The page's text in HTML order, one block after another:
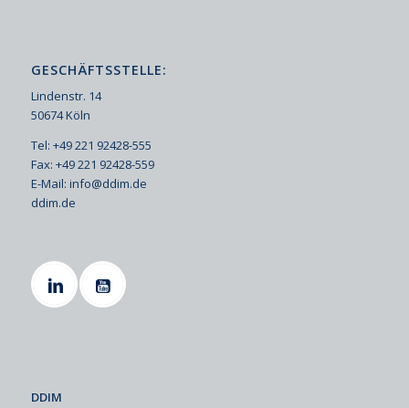
GESCHÄFTSSTELLE:
Lindenstr. 14
50674 Köln
Tel: +49 221 92428-555
Fax: +49 221 92428-559
E-Mail: info@ddim.de
ddim.de
DDIM